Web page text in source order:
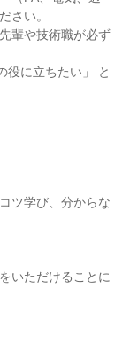
さい。
輩や技術職が必ず
役に立ちたい」 と